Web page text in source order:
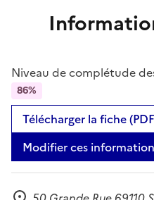
Niveau de complétude
86%
Télécharger la fiche
Modifier ces